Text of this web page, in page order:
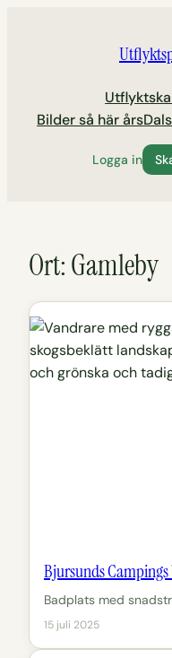
Bilder så här års
Logga in
Ort:Gamleby
Bjursunds
Badplats med
15 juli 2025